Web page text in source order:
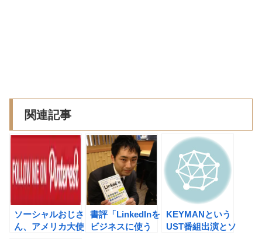
関連記事
ソーシャルおじさ
ん、アメリカ大使
書評「LinkedInを
ビジネスに使う
KEYMANという
UST番組出演とソ